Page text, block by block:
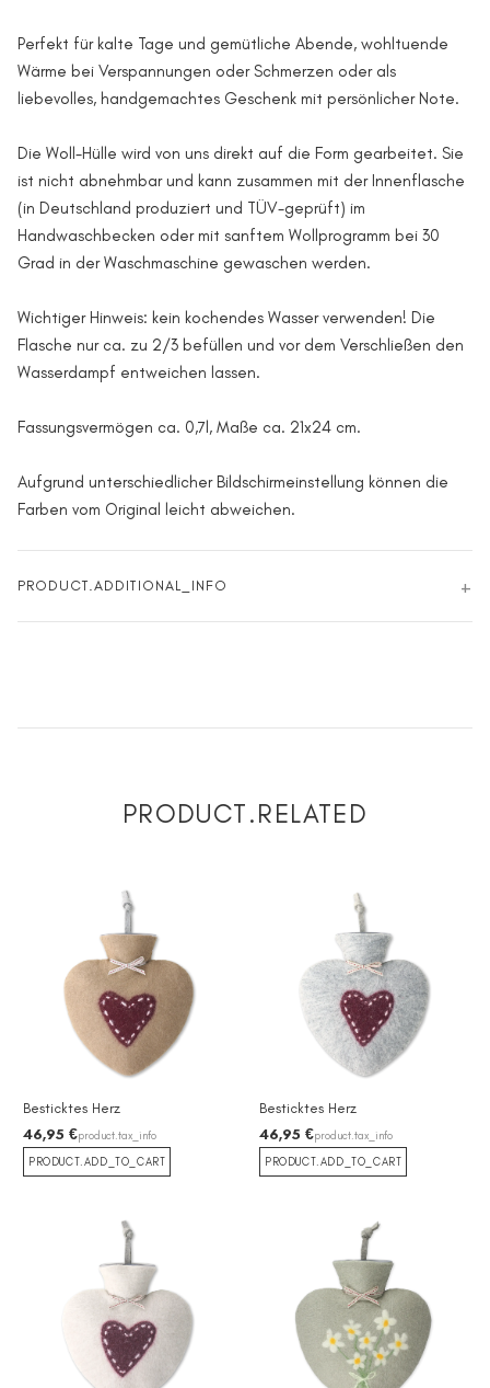
Perfekt für kalte Tage und gemütliche Abende, wohltuende
Wärme bei Verspannungen oder Schmerzen oder als
liebevolles, handgemachtes Geschenk mit persönlicher Note.
Die Woll-Hülle wird von uns direkt auf die Form gearbeitet. Sie
ist nicht abnehmbar und kann zusammen mit der Innenflasche
(in Deutschland produziert und TÜV-geprüft) im
Handwaschbecken oder mit sanftem Wollprogramm bei 30
Grad in der Waschmaschine gewaschen werden.
Wichtiger Hinweis: kein kochendes Wasser verwenden! Die
Flasche nur ca. zu 2/3 befüllen und vor dem Verschließen den
Wasserdampf entweichen lassen.
Fassungsvermögen ca. 0,7l, Maße ca. 21x24 cm.
Aufgrund unterschiedlicher Bildschirmeinstellung können die
Farben vom Original leicht abweichen.
PRODUCT.ADDITIONAL_INFO
PRODUCT.RELATED
Besticktes Herz
46,95 €product.tax_info
PRODUCT.ADD_TO_CART
Besticktes Herz
46,95 €product.tax_info
PRODUCT.ADD_TO_CART